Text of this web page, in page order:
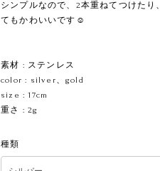
シンプルなので、2本重ねてつけた
てもかわいいです☺︎
素材 : ステンレス
color : silver、gold
size : 17cm
重さ : 2g
種類